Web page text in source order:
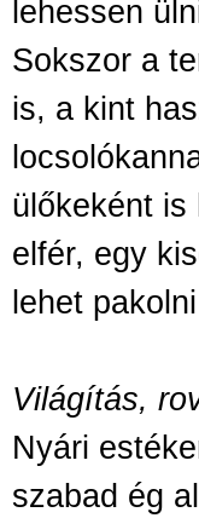
lehessen
Sokszor a
is, a kint
ülőkeként is
elfér, egy
lehet
Világítás,
Nyári
szabad ég